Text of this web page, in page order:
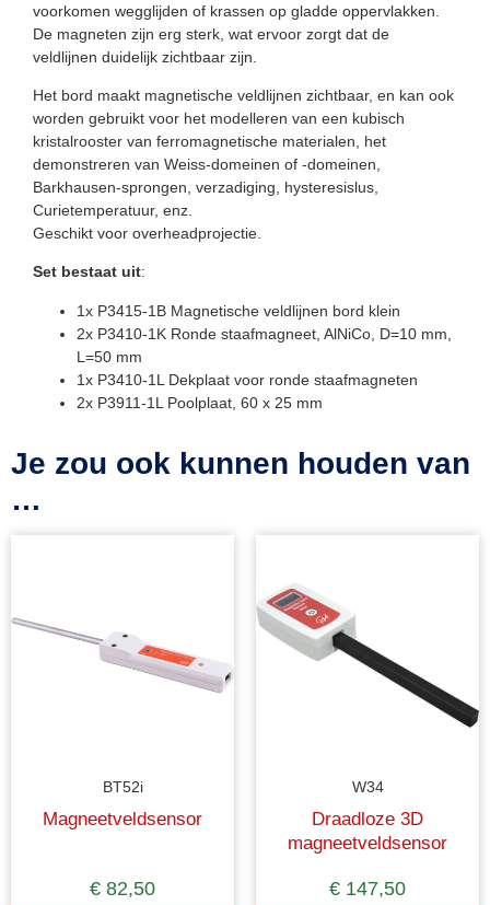
voorkomen wegglijden of krassen op gladde oppervlakken.
De magneten zijn erg sterk, wat ervoor zorgt dat de
veldlijnen duidelijk zichtbaar zijn.
Het bord maakt magnetische veldlijnen zichtbaar, en kan ook
worden gebruikt voor het modelleren van een kubisch
kristalrooster van ferromagnetische materialen, het
demonstreren van Weiss-domeinen of -domeinen,
Barkhausen-sprongen, verzadiging, hysteresislus,
Curietemperatuur, enz.
Geschikt voor overheadprojectie.
Set bestaat uit:
1x P3415-1B Magnetische veldlijnen bord klein
2x P3410-1K Ronde staafmagneet, AlNiCo, D=10 mm,
L=50 mm
1x P3410-1L Dekplaat voor ronde staafmagneten
2x P3911-1L Poolplaat, 60 x 25 mm
Je zou ook kunnen houden van
…
BT52i
Magneetveldsensor
€ 82,50
W34
Draadloze 3D
magneetveldsensor
€ 147,50